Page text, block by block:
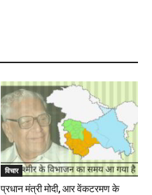
विचार
प्रधान मंत्री मोदी, आर वेंकटरमण के